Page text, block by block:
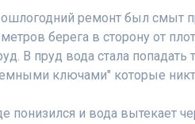
ремонт был смыт
берега в сторону от
В пруд вода стала
ключами" которые
понизился и вода вытекает